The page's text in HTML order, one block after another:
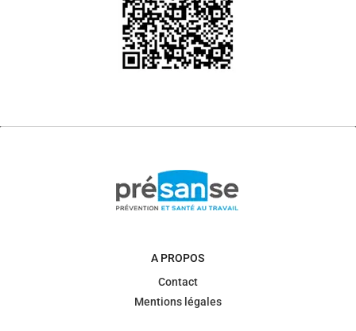
A PROPOS
Contact
Mentions légales